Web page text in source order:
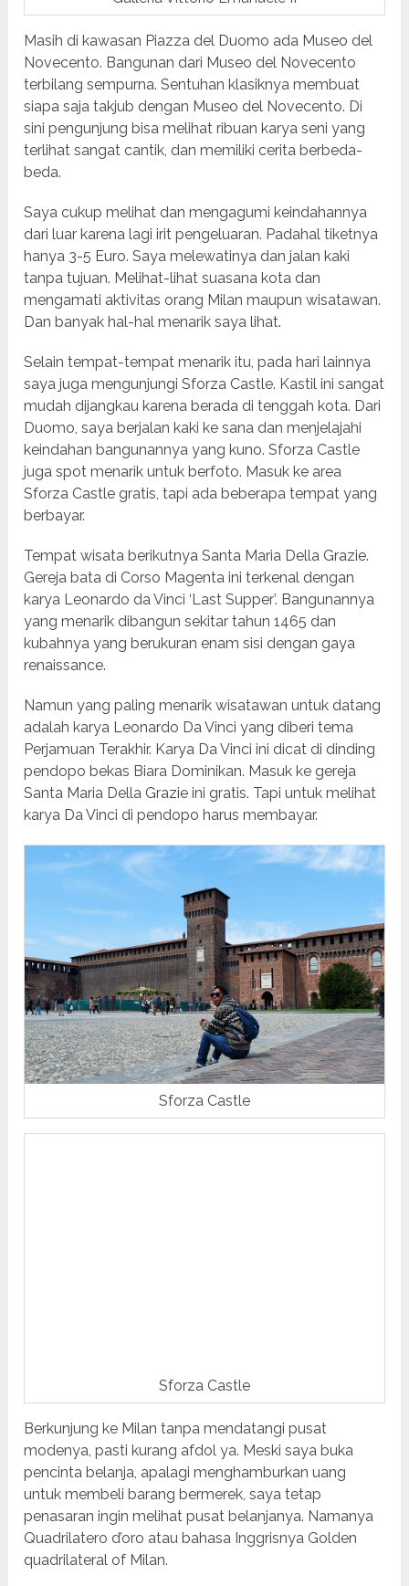
Masih di kawasan Piazza del Duomo ada Museo del
Novecento. Bangunan dari Museo del Novecento
terbilang sempurna. Sentuhan klasiknya membuat
siapa saja takjub dengan Museo del Novecento. Di
sini pengunjung bisa melihat ribuan karya seni yang
terlihat sangat cantik, dan memiliki cerita berbeda-
beda.
Saya cukup melihat dan mengagumi keindahannya
dari luar karena lagi irit pengeluaran. Padahal tiketnya
hanya 3-5 Euro. Saya melewatinya dan jalan kaki
tanpa tujuan. Melihat-lihat suasana kota dan
mengamati aktivitas orang Milan maupun wisatawan.
Dan banyak hal-hal menarik saya lihat.
Selain tempat-tempat menarik itu, pada hari lainnya
saya juga mengunjungi Sforza Castle. Kastil ini sangat
mudah dijangkau karena berada di tenggah kota. Dari
Duomo, saya berjalan kaki ke sana dan menjelajahi
keindahan bangunannya yang kuno. Sforza Castle
juga spot menarik untuk berfoto. Masuk ke area
Sforza Castle gratis, tapi ada beberapa tempat yang
berbayar.
Tempat wisata berikutnya Santa Maria Della Grazie.
Gereja bata di Corso Magenta ini terkenal dengan
karya Leonardo da Vinci ‘Last Supper’. Bangunannya
yang menarik dibangun sekitar tahun 1465 dan
kubahnya yang berukuran enam sisi dengan gaya
renaissance.
Namun yang paling menarik wisatawan untuk datang
adalah karya Leonardo Da Vinci yang diberi tema
Perjamuan Terakhir. Karya Da Vinci ini dicat di dinding
pendopo bekas Biara Dominikan. Masuk ke gereja
Santa Maria Della Grazie ini gratis. Tapi untuk melihat
karya Da Vinci di pendopo harus membayar.
Sforza Castle
Sforza Castle
Berkunjung ke Milan tanpa mendatangi pusat
modenya, pasti kurang afdol ya. Meski saya buka
pencinta belanja, apalagi menghamburkan uang
untuk membeli barang bermerek, saya tetap
penasaran ingin melihat pusat belanjanya. Namanya
Quadrilatero d’oro atau bahasa Inggrisnya Golden
quadrilateral of Milan.